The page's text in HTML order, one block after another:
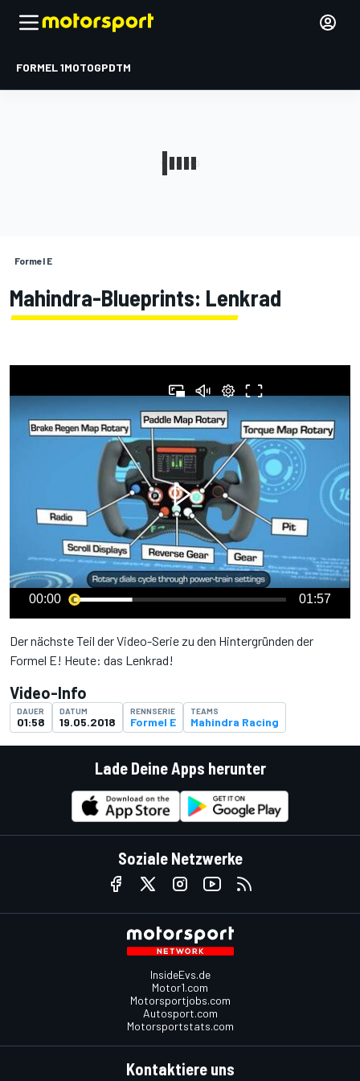
FORMEL 1MOTOGPDTM
Formel E
Mahindra-Blueprints: Lenkrad
00:00 01:57
Der nächste Teil der Video-Serie zu den Hintergründen der
Formel E! Heute: das Lenkrad!
Video-Info
DAUER
01:58
DATUM
19.05.2018
RENNSERIE
Formel E
TEAMS
Mahindra Racing
Lade Deine Apps herunter
Soziale Netzwerke
InsideEvs.de
Motor1.com
Motorsportjobs.com
Autosport.com
Motorsportstats.com
Kontaktiere uns